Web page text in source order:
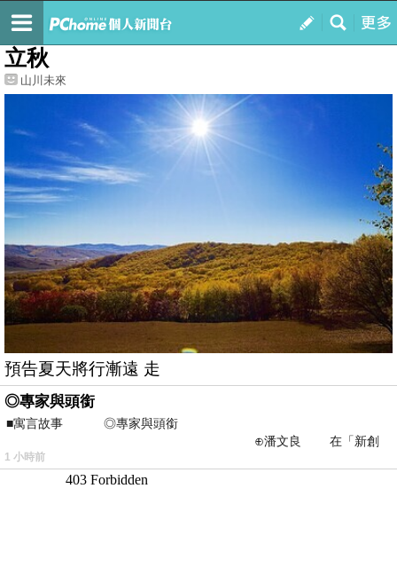
我的
最新文章
立秋
山川未來
預告夏天將行漸遠 走
◎專家與頭銜
■寓言故事 ◎專家與頭銜
⊕潘文良 在「新創
之谷」裡——
1 小時前